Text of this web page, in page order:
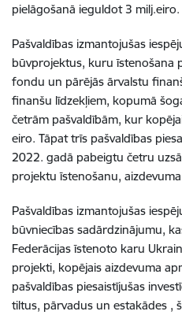
pielāgošanā ieguldot 3 milj.eiro.
Pašvaldības izmantojušas
būvprojektus, kuru īstenošana
fondu un pārējās ārvalstu
finanšu līdzekļiem, kopumā
četrām pašvaldībām, kur
eiro. Tāpat trīs pašvaldības
2022. gadā pabeigtu četru
projektuīstenošanu,
Pašvaldības izmantojušas
būvniecības sadārdzinājumu,
Federācijasīstenoto karu
projekti, kopējais aizdevuma
pašvaldības piesaistījušas
tiltus, pārvadus un estakādes ,